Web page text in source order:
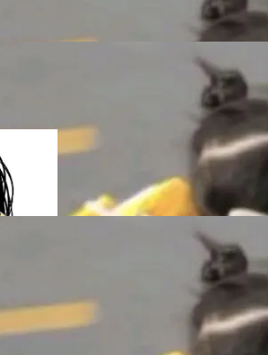
旧版 Linux 内核...
志着 Fluss 迈入新的发
能实现其作为“AI版维基百
处于待处理状态。 Groki
定位为由人工智能生成内
克视为传统众包百科网站
Lawfare 调查发现，无论
页面，均未出现近期更
的 Bean、写 R
、
注册 LocaleChangeInt
才能看到第一行翻译文
。整个 i18n 模块围绕三
面增强 Iceberg：
INTO 与 Iceb
齐的，正是缺失的那一
基础上，Doris 进一步支
持 Iceberg V3 格式。
会议中心开幕。本届大会
业质量创新联盟主办，以